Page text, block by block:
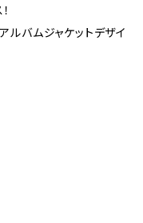
ルバムジャケットデザイ